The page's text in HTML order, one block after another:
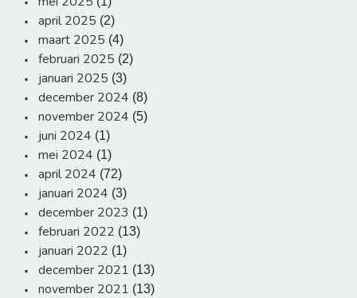
april 2025 (2)
maart 2025 (4)
februari 2025 (2)
januari 2025 (3)
december 2024 (8)
november 2024 (5)
juni 2024 (1)
mei 2024 (1)
april 2024 (72)
januari 2024 (3)
december 2023 (1)
februari 2022 (13)
januari 2022 (1)
december 2021 (13)
november 2021 (13)